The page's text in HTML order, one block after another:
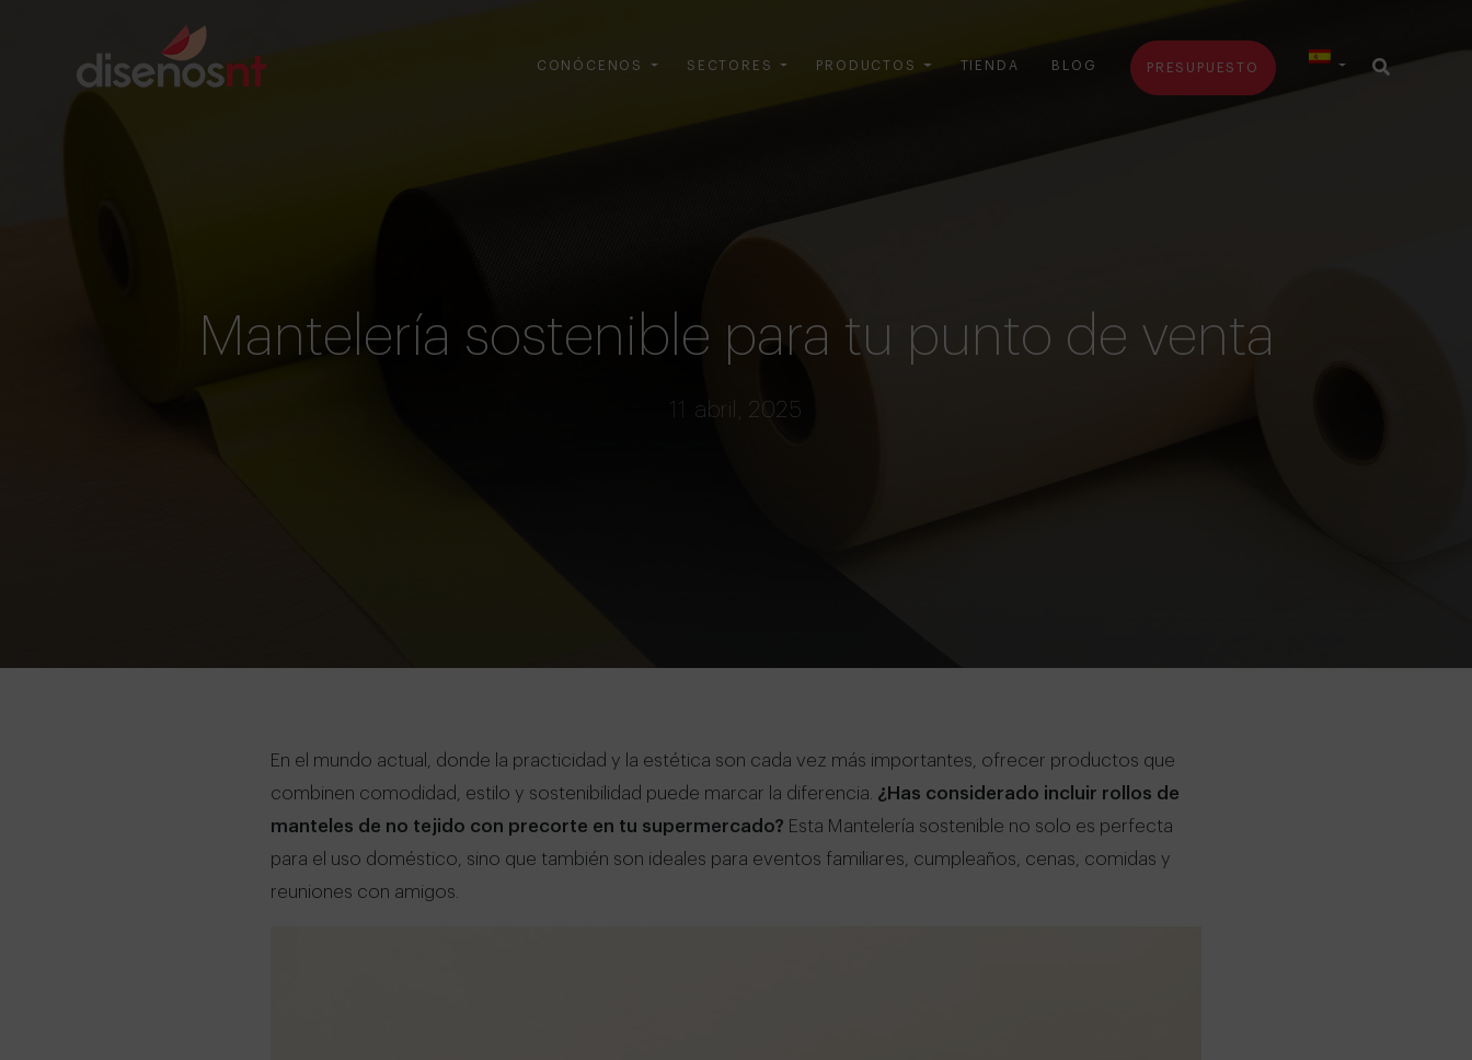
CONÓCENOS SECTORES PRODUCTOS TIENDA BLOG PRESUPUESTO
Mantelería sostenible para tu punto de venta
11 abril, 2025
En el mundo actual, donde la practicidad y la estética son cada vez más importantes, ofrecer productos que
combinen comodidad, estilo y sostenibilidad puede marcar la diferencia. ¿Has considerado incluir rollos de
manteles de no tejido con precorte en tu supermercado? Esta Mantelería sostenible no solo es perfecta
para el uso doméstico, sino que también son ideales para eventos familiares, cumpleaños, cenas, comidas y
reuniones con amigos.